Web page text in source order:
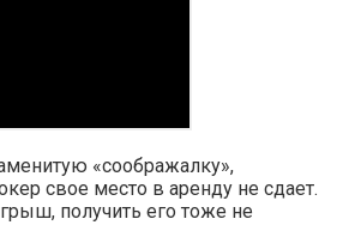
«соображалку»,
свое место в аренду не сдает.
получить его тоже не